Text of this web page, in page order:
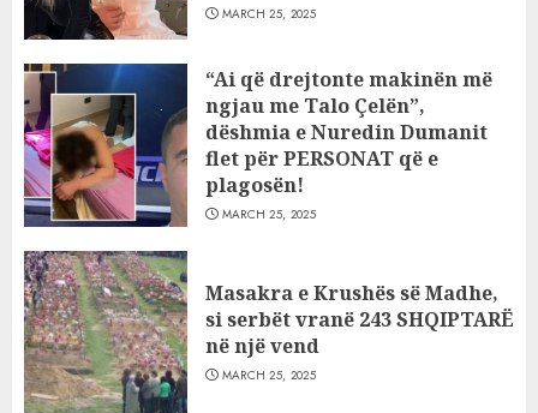
MARCH 25, 2025
“Ai që drejtonte makinën më
ngjau me Talo Çelën”,
dëshmia e Nuredin Dumanit
flet për PERSONAT që e
plagosën!
MARCH 25, 2025
Masakra e Krushës së Madhe,
si serbët vranë 243 SHQIPTARË
në një vend
MARCH 25, 2025